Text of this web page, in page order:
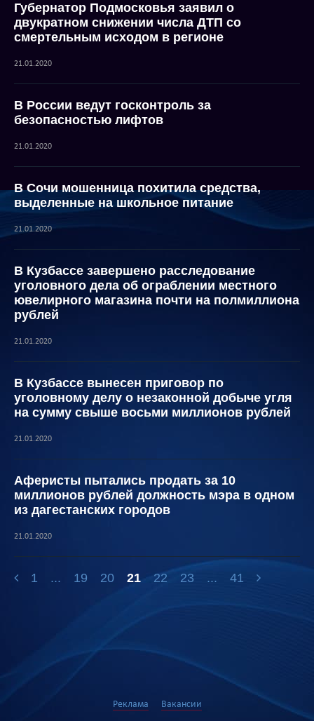
Губернатор Подмосковья заявил о
двукратном снижении числа ДТП со
смертельным исходом в регионе
21.01.2020
В России ведут госконтроль за
безопасностью лифтов
21.01.2020
В Сочи мошенница похитила средства,
выделенные на школьное питание
21.01.2020
В Кузбассе завершено расследование
уголовного дела об ограблении местного
ювелирного магазина почти на полмиллиона
рублей
21.01.2020
В Кузбассе вынесен приговор по
уголовному делу о незаконной добыче угля
на сумму свыше восьми миллионов рублей
21.01.2020
Аферисты пытались продать за 10
миллионов рублей должность мэра в одном
из дагестанских городов
21.01.2020
1 ... 19 20 21 22 23 ... 41
Реклама Вакансии